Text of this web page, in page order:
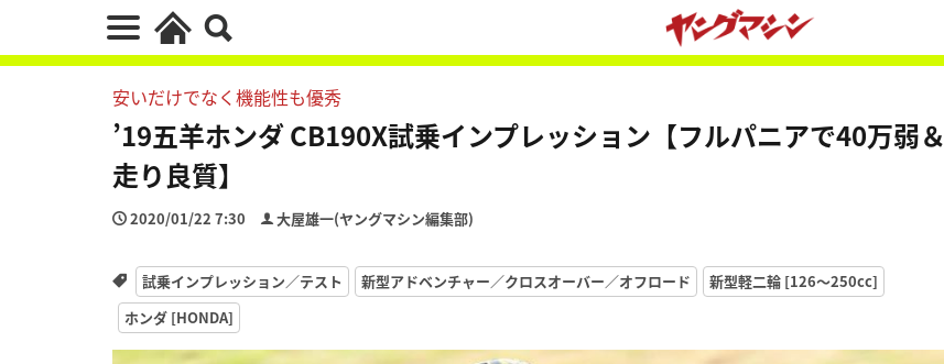
安いだけでなく機能性も優秀
’19五羊ホンダ CB190X試乗インプレッション【フルパニアで40万弱＆
走り良質】
2020/01/22 7:30 大屋雄一(ヤングマシン編集部)
試乗インプレッション／テスト 新型アドベンチャー／クロスオーバー／オフロード
新型軽二輪 [126〜250cc]
ホンダ [HONDA]